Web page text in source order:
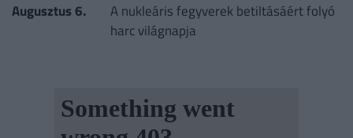
Augusztus 6.
A nukleáris fegyverek betiltásáért folyó
harc világnapja